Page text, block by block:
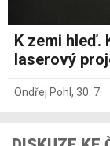
K zemi hleď.
laserový
Ondřej Pohl , 30. 7.